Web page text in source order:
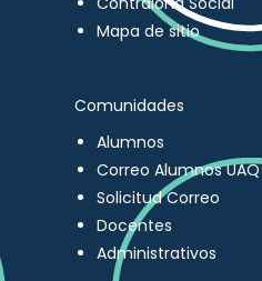
Mapa de sitio
Comunidades
Alumnos
Correo Alumnos UAQ
Solicitud Correo
Docentes
Administrativos